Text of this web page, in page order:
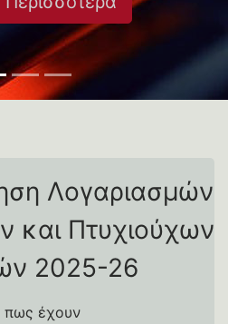
Λογαριασμών
και Πτυχιούχων
2025-26
πως έχουν